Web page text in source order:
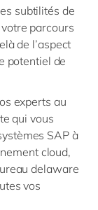
subtilités de
parcours
de l’aspect
potentiel de
experts au
qui vous
SAP à
cloud,
delaware
vos